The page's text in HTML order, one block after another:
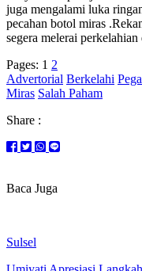
juga mengalami luka
pecahan botol miras
segera melerai
Pages: 1 2
Advertorial Berkelahi
Miras Salah Paham
Share :
Baca Juga
Sulsel